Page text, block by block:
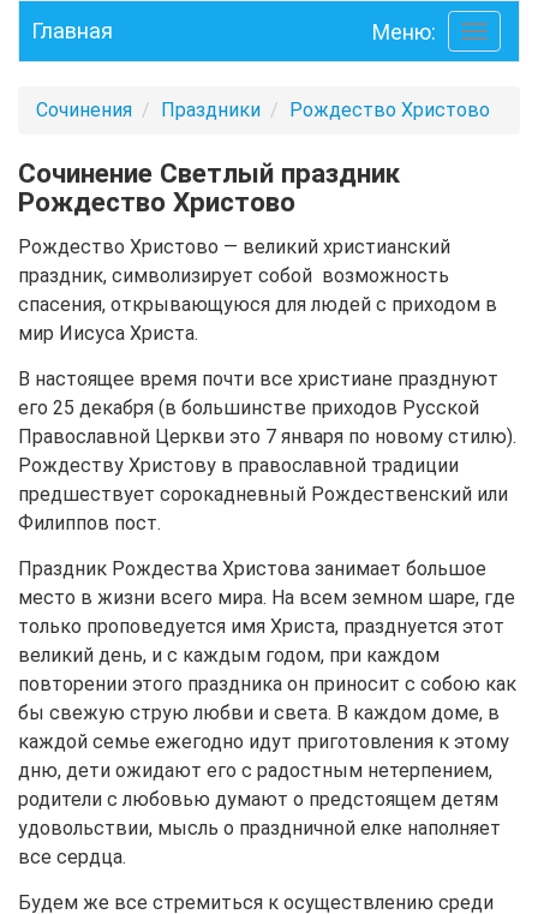
Toggle
Главная Меню:
Сочинения Праздники Рождество Христово
Сочинение Светлый праздник
Рождество Христово
Рождество Христово — великий христианский
праздник, символизирует собой возможность
спасения, открывающуюся для людей с приходом в
мир Иисуса Христа.
В настоящее время почти все христиане празднуют
его 25 декабря (в большинстве приходов Русской
Православной Церкви это 7 января по новому стилю).
Рождеству Христову в православной традиции
предшествует сорокадневный Рождественский или
Филиппов пост.
Праздник Рождества Христова занимает большое
место в жизни всего мира. На всем земном шаре, где
только проповедуется имя Христа, празднуется этот
великий день, и с каждым годом, при каждом
повторении этого праздника он приносит с собою как
бы свежую струю любви и света. В каждом доме, в
каждой семье ежегодно идут приготовления к этому
дню, дети ожидают его с радостным нетерпением,
родители с любовью думают о предстоящем детям
удовольствии, мысль о праздничной елке наполняет
все сердца.
Будем же все стремиться к осуществлению среди